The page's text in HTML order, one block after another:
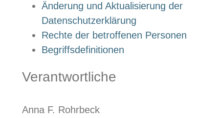
Änderung und Aktualisierung der
Datenschutzerklärung
Rechte der betroffenen Personen
Begriffsdefinitionen
Verantwortliche
Anna F. Rohrbeck